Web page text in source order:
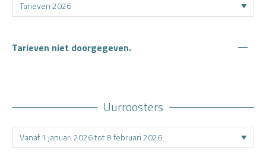
Tarieven niet doorgegeven. —
Uurroosters